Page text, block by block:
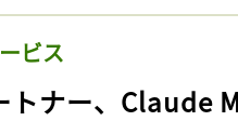
ビス
トナー、Claude